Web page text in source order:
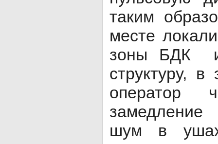
таким
месте
зоны БДК
структуру, в
оператор
замедление
шум в